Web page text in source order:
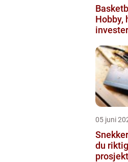
Hobby,
05 juni
Snekker
du